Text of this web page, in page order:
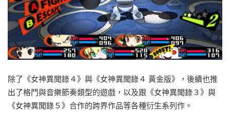
除了《女神異聞錄４》與《女神異聞錄４ 黃金版》，後續也推
出了格鬥與音樂節奏類型的遊戲，以及跟《女神異聞錄３》與
《女神異聞錄５》合作的跨界作品等各種衍生系列作。